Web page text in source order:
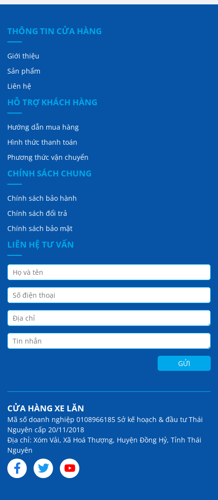
THÔNG TIN CỬA HÀNG
Giới thiệu
Sản phẩm
Liên hệ
HỖ TRỢ KHÁCH HÀNG
Hướng dẫn mua hàng
Hình thức thanh toán
Phương thức vận chuyển
CHÍNH SÁCH CHUNG
Chính sách bảo hành
Chính sách đổi trả
Chính sách bảo mật
LIÊN HỆ TƯ VẤN
CỬA HÀNG XE LĂN
Mã số doanh nghiệp 0108966185 Sở kế hoạch & đầu tư Thái
Nguyên cấp 20/11/2018
Địa chỉ: Xóm Vải, Xã Hoá Thượng, Huyện Đồng Hỷ, Tỉnh Thái
Nguyên